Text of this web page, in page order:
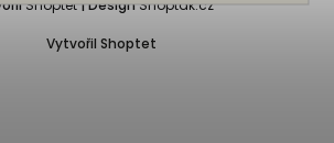
Vytvořil Shoptet
Shoptet | Design Shoptak.cz